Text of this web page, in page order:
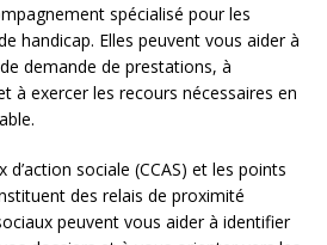
spécialisé pour les
handicap. Elles peuvent vous aider à
demande de prestations, à
à exercer les recours nécessaires en
sociale (CCAS) et les points
des relais de proximité
peuvent vous aider à identifier